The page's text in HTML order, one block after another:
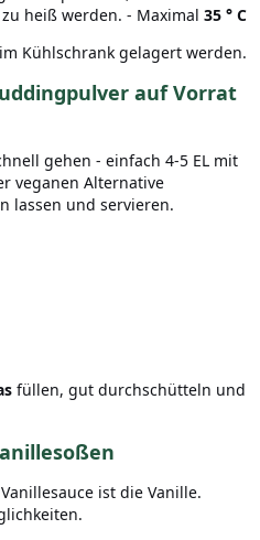
heiß werden. - Maximal 35 ° C
Kühlschrank gelagert werden.
auf Vorrat
gehen - einfach 4-5 EL mit
veganen Alternative
lassen und servieren.
füllen, gut durchschütteln und
ist die Vanille.